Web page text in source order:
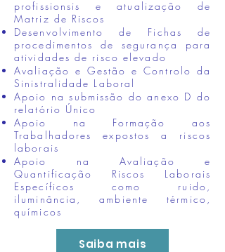
profissionsis e atualização de
Matriz de Riscos
Desenvolvimento de Fichas de
procedimentos de segurança para
atividades de risco elevado
Avaliação e Gestão e Controlo da
Sinistralidade Laboral
Apoio na submissão do anexo D do
relatório Único
Apoio na Formação aos
Trabalhadores expostos a riscos
laborais
Apoio na Avaliação e
Quantificação Riscos Laborais
Específicos como ruido,
iluminância, ambiente térmico,
químicos
Saiba mais